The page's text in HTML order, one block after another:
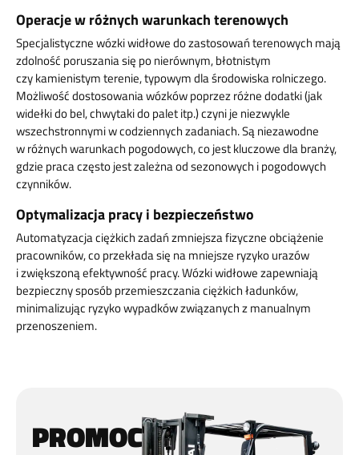
Operacje w różnych warunkach terenowych
Specjalistyczne wózki widłowe do zastosowań terenowych mają
zdolność poruszania się po nierównym, błotnistym
czy kamienistym terenie, typowym dla środowiska rolniczego.
Możliwość dostosowania wózków poprzez różne dodatki (jak
widełki do bel, chwytaki do palet itp.) czyni je niezwykle
wszechstronnymi w codziennych zadaniach. Są niezawodne
w różnych warunkach pogodowych, co jest kluczowe dla branży,
gdzie praca często jest zależna od sezonowych i pogodowych
czynników.
Optymalizacja pracy i bezpieczeństwo
Automatyzacja ciężkich zadań zmniejsza fizyczne obciążenie
pracowników, co przekłada się na mniejsze ryzyko urazów
i zwiększoną efektywność pracy.Wózki widłowe zapewniają
bezpieczny sposób przemieszczania ciężkich ładunków,
minimalizując ryzyko wypadków związanych z manualnym
przenoszeniem.
PROMOCJA